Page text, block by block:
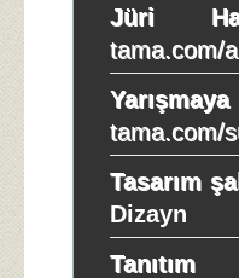
Jüri
tama.com/
tama.com/
Tasarım
Dizayn